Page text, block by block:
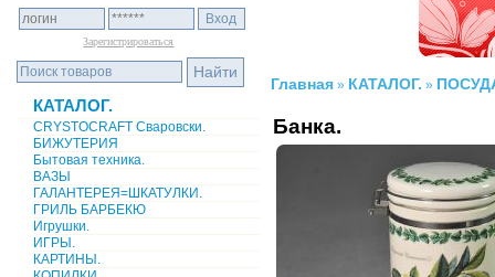
Зарегистрироваться
КАТАЛОГ.
CRYSTOCRAFT Сваровски.
БИЖУТЕРИЯ
Бытовая техника.
ВАЗЫ
ГАЛАНТЕРЕЯ=ШКАТУЛКИ.
ГРИЛЬ БАРБЕКЮ
Игрушки.
ИГРЫ.
КАРТИНЫ.
Главная » КАТАЛОГ. »
Банка.